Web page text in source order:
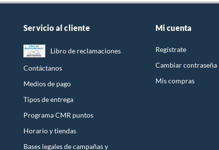
Servicio al cliente
Libro de reclamaciones
Contáctanos
Medios de pago
Tipos de entrega
Programa CMR puntos
Horario y tiendas
Bases legales de campañas y
Mi cuenta
Regístrate
Cambiar contraseña
Mis compras